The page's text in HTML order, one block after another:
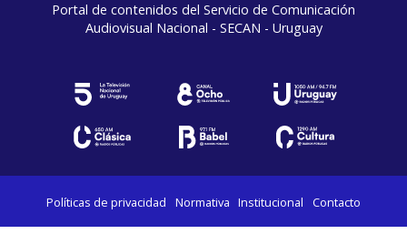
Portal de contenidos del Servicio de Comunicación
Audiovisual Nacional - SECAN - Uruguay
Políticas de privacidad Normativa Institucional Contacto